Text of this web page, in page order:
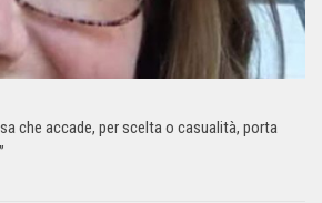
che accade, per scelta o casualità, porta